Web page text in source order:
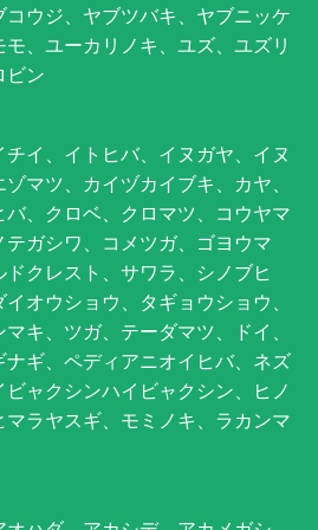
ウジ、ヤブツバキ、ヤブニッケ
、ユーカリノキ、ユズ、ユズリ
ビン
イ、イトヒバ、イヌガヤ、イヌ
マツ、カイヅカイブキ、カヤ、
、クロベ、クロマツ、コウヤマ
ガシワ、コメツガ、ゴヨウマ
クレスト、サワラ、シノブヒ
オウショウ、タギョウショウ、
キ、ツガ、テーダマツ、ドイ、
ギ、ペディアニオイヒバ、ネズ
ャクシンハイビャクシン、ヒノ
ラヤスギ、モミノキ、ラカンマ